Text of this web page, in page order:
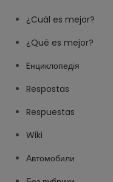
¿Cuál es mejor?
¿Qué es mejor?
Eнциклопедія
Respostas
Respuestas
Wiki
Автомобили